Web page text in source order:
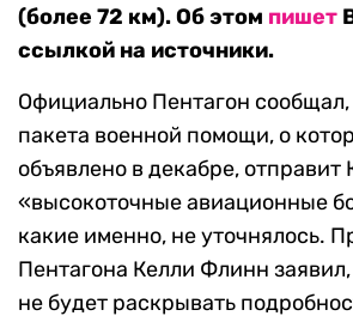
(более 72 км). Об этом пишет
ссылкой на источники.
Официально Пентагон сообщал,
пакета военной помощи, о
объявлено в декабре, отправит
«высокоточные авиационные
какие именно, не уточнялось.
Пентагона Келли Флинн
не будет раскрывать